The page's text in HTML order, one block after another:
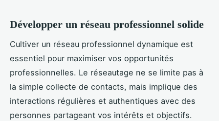
Développer un réseau professionnel solide
Cultiver un réseau professionnel dynamique est
essentiel pour maximiser vos opportunités
professionnelles. Le réseautage ne se limite pas à
la simple collecte de contacts, mais implique des
interactions régulières et authentiques avec des
personnes partageant vos intérêts et objectifs.